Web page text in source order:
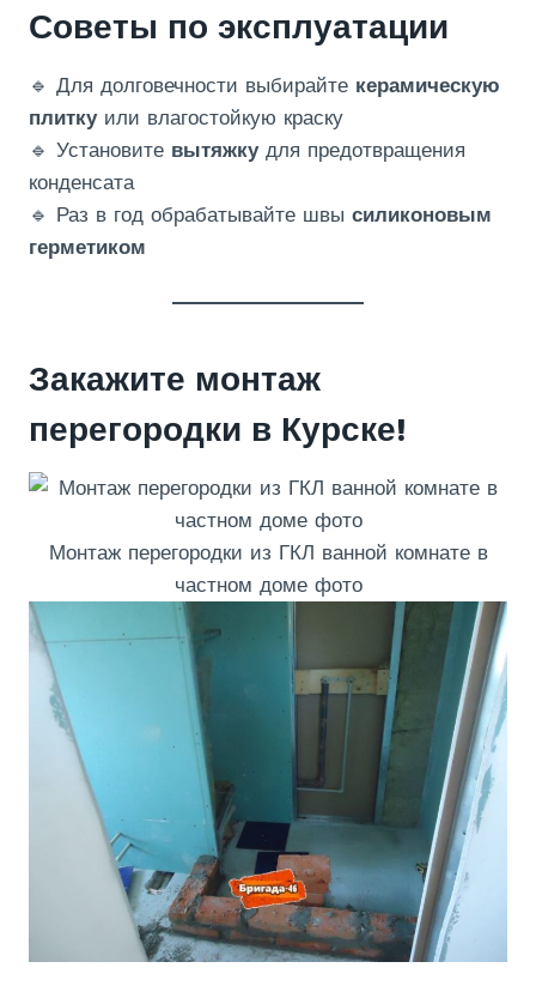
Советы по эксплуатации
🔹 Для долговечности выбирайте керамическую
плиткуили влагостойкую краску
🔹 Установите вытяжкудля предотвращения
конденсата
🔹 Раз в год обрабатывайте швы силиконовым
герметиком
Закажите монтаж
перегородки в Курске!
Монтаж перегородки из ГКЛ ванной комнате в
частном доме фото